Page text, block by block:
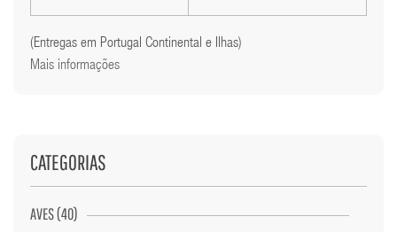
(Entregas em Portugal Continental e Ilhas)
Mais informações
CATEGORIAS
AVES (40)